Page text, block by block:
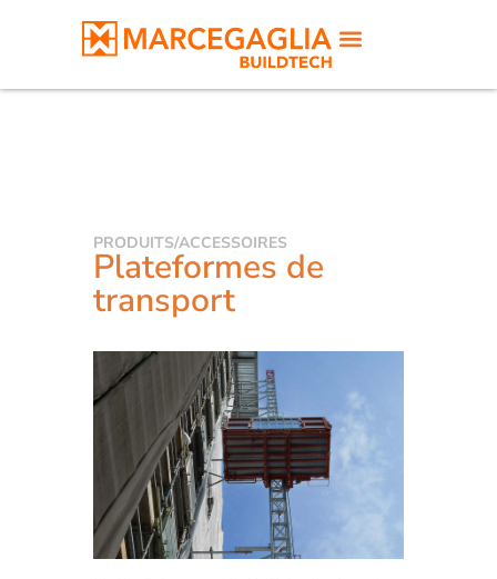
PRODUITS/ACCESSOIRES
Plateformes de
transport